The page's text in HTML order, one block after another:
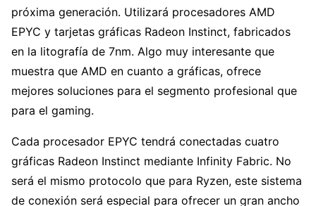
próxima generación. Utilizará procesadores AMD
EPYC y tarjetas gráficas Radeon Instinct, fabricados
en la litografía de 7nm. Algo muy interesante que
muestra que AMD en cuanto a gráficas, ofrece
mejores soluciones para el segmento profesional que
para el gaming.
Cada procesador EPYC tendrá conectadas cuatro
gráficas Radeon Instinct mediante Infinity Fabric. No
será el mismo protocolo que para Ryzen, este sistema
de conexión será especial para ofrecer un gran ancho